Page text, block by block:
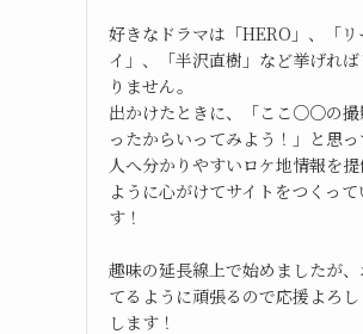
好きなドラマは「HERO」、「リ
イ」、「半沢直樹」など挙げれ
りません。
出かけたときに、「ここ○○の撮
ったからいってみよう！」と思っ
人へ分かりやすいロケ地情報を提
ように心がけてサイトをつくって
す！
趣味の延長線上で始めましたが
てるように頑張るので応援よろ
します！